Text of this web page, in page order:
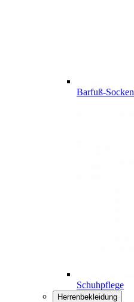
Barfuß-Socken
Schuhpflege
Herrenbekleidung